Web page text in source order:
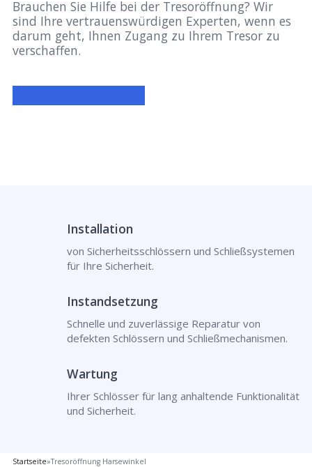
Brauchen Sie Hilfe bei der Tresoröffnung? Wir
sind Ihre vertrauenswürdigen Experten, wenn es
darum geht, Ihnen Zugang zu Ihrem Tresor zu
verschaffen.
Installation
von Sicherheitsschlössern und Schließsystemen
für Ihre Sicherheit.
Instandsetzung
Schnelle und zuverlässige Reparatur von
defekten Schlössern und Schließmechanismen.
Wartung
Ihrer Schlösser für lang anhaltende Funktionalität
und Sicherheit.
Startseite»Tresoröffnung Harsewinkel